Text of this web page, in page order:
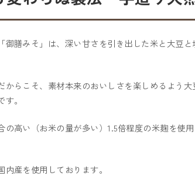
御膳みそ」は、深い甘さを引き出した米と大豆
からこそ、素材本来のおいしさを楽しめるよう
。
の高い（お米の量が多い）1.5倍程度の米麹を使
産を使用しております。